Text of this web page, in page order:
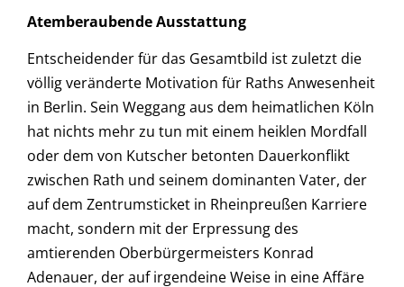
Atemberaubende Ausstattung
Entscheidender für das Gesamtbild ist zuletzt die
völlig veränderte Motivation für Raths Anwesenheit
in Berlin. Sein Weggang aus dem heimatlichen Köln
hat nichts mehr zu tun mit einem heiklen Mordfall
oder dem von Kutscher betonten Dauerkonflikt
zwischen Rath und seinem dominanten Vater, der
auf dem Zentrumsticket in Rheinpreußen Karriere
macht, sondern mit der Erpressung des
amtierenden Oberbürgermeisters Konrad
Adenauer, der auf irgendeine Weise in eine Affäre